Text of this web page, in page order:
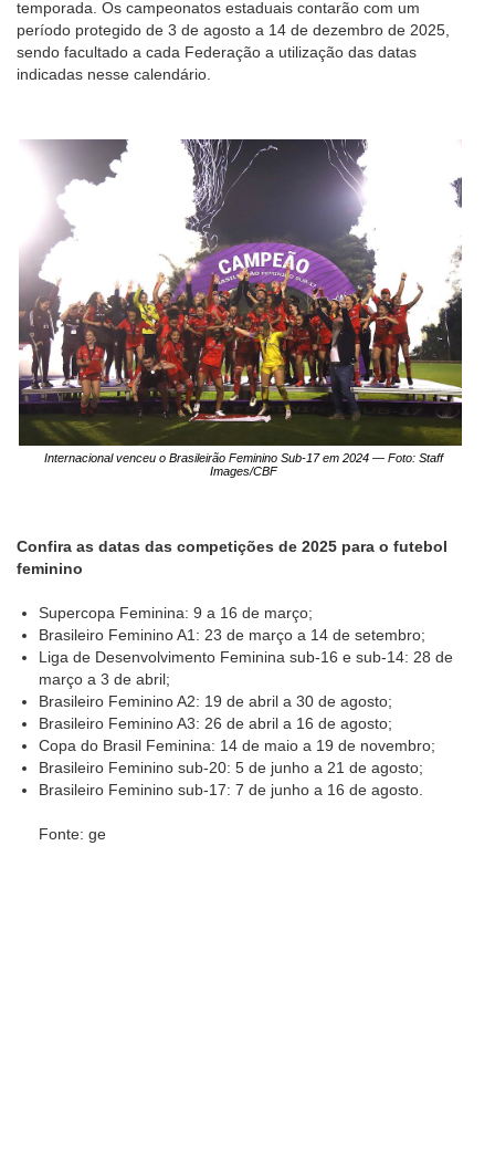
temporada. Os campeonatos estaduais contarão com um
período protegido de 3 de agosto a 14 de dezembro de 2025,
sendo facultado a cada Federação a utilização das datas
indicadas nesse calendário.
Internacional venceu o Brasileirão Feminino Sub-17 em 2024 — Foto: Staff
Images/CBF
Confira as datas das competições de 2025 para o futebol
feminino
Supercopa Feminina: 9 a 16 de março;
Brasileiro Feminino A1: 23 de março a 14 de setembro;
Liga de Desenvolvimento Feminina sub-16 e sub-14: 28 de
março a 3 de abril;
Brasileiro Feminino A2: 19 de abril a 30 de agosto;
Brasileiro Feminino A3: 26 de abril a 16 de agosto;
Copa do Brasil Feminina: 14 de maio a 19 de novembro;
Brasileiro Feminino sub-20: 5 de junho a 21 de agosto;
Brasileiro Feminino sub-17: 7 de junho a 16 de agosto.
Fonte: ge